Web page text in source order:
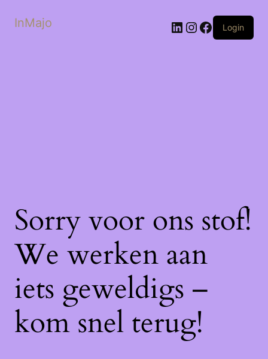
InMajo LinkedIn
Instagram
Facebook
Login
Sorry voor ons stof!
We werken aan
iets geweldigs –
kom snel terug!